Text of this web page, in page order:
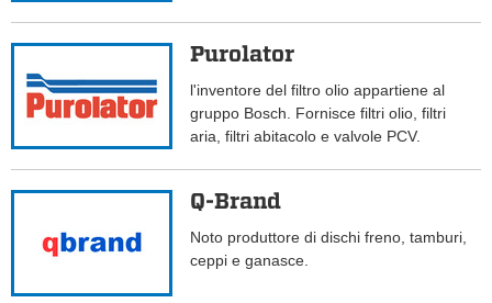
Purolator
l'inventore del filtro olio appartiene al
gruppo Bosch. Fornisce filtri olio, filtri
aria, filtri abitacolo e valvole PCV.
Q-Brand
Noto produttore di dischi freno, tamburi,
ceppi e ganasce.